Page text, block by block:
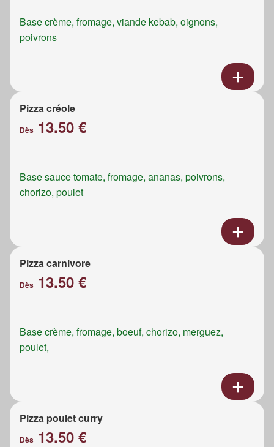
Base crème, fromage, viande kebab, oignons,
poivrons
Pizza créole
Dès 13.50 €
Base sauce tomate, fromage, ananas, poivrons,
chorizo, poulet
Pizza carnivore
Dès 13.50 €
Base crème, fromage, boeuf, chorizo, merguez,
poulet,
Pizza poulet curry
Dès 13.50 €